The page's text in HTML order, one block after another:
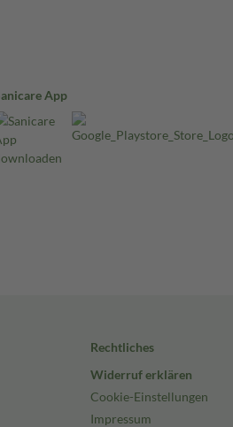
App
Rechtliches
Widerruf erklären
Cookie-Einstellungen
Impressum